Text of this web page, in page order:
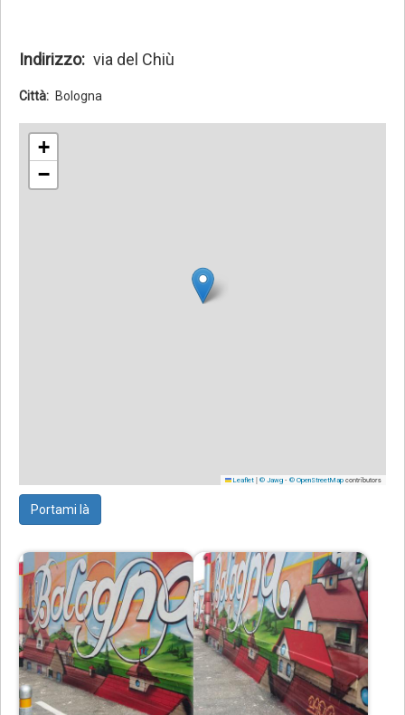
Indirizzo via del Chiù
Città Bologna
+
−
Leaflet | © Jawg - © OpenStreetMap contributors
Portami là
Immagine Immagine